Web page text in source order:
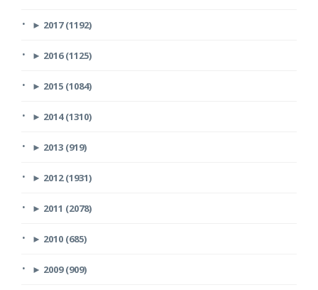
► 2017 (1192)
► 2016 (1125)
► 2015 (1084)
► 2014 (1310)
► 2013 (919)
► 2012 (1931)
► 2011 (2078)
► 2010 (685)
► 2009 (909)